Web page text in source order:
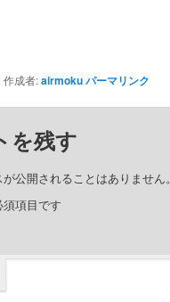
作成者:airmokuパーマリンク
を残す
公開されることはありません。
項目です